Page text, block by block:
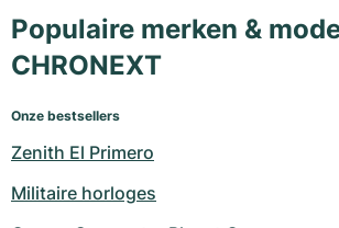
Populaire merken &
CHRONEXT
Onze bestsellers
Zenith El Primero
Militaire horloges